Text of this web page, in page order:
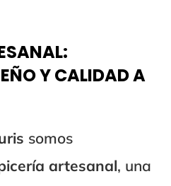
Y CALIDAD A
somos
artesanal, una